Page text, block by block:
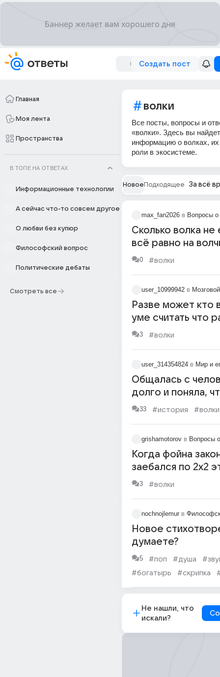
Создать пост
Главная
Моя лента
Пространства
В ТОПЕ НА ОТВЕТАХ
Информационные технологии
А сейчас что-то совсем другое
О любви без купюр
Философский вопрос
Политические дебаты
Смотреть все
волки
Все посты, вопросы и
«волки». Здесь вы
информацию о волках,
роли в экосистеме.
Новое Подходящее За всё
max_fan2026 в Вопросы
Сколько волка не
всё равно на
смотрит
0 #волки
user_10999942 в
Разве может кто
уме считать что
это волк?
3 #волки
user_314354824 в Мир и
Общалась с
долго и поняла,
полностью в нём
33 #история #волки
grishamotorov в Вопросы
Когда фойна
заебался по 2х2
и волка с губкой
3 #волки
nochnojlemur в
Новое
думаете?
5 #поп #душа
#богатырь
#скрипка
Не нашли, что
искали?